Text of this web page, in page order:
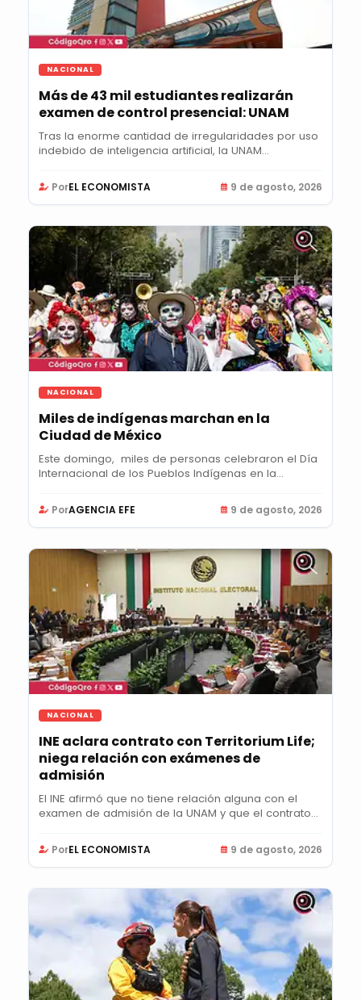
NACIONAL
Más de 43 mil estudiantes realizarán
examen de control presencial: UNAM
Tras la enorme cantidad de irregularidades por uso
indebido de inteligencia artificial, la UNAM...
PorEL ECONOMISTA 9 de agosto, 2026
NACIONAL
Miles de indígenas marchan en la
Ciudad de México
Este domingo, miles de personas celebraron el Día
Internacional de los Pueblos Indígenas en la...
PorAGENCIA EFE 9 de agosto, 2026
NACIONAL
INE aclara contrato con Territorium Life;
niega relación con exámenes de
admisión
El INE afirmó que no tiene relación alguna con el
examen de admisión de la UNAM y que el contrato...
PorEL ECONOMISTA 9 de agosto, 2026